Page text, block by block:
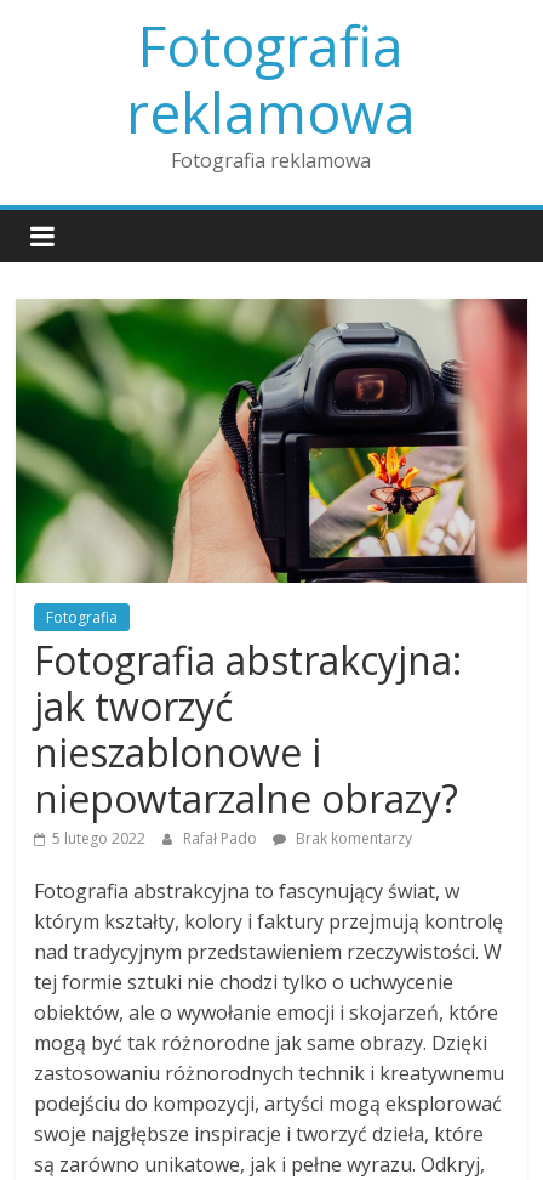
Fotografia
reklamowa
Fotografia reklamowa
Fotografia
Fotografia abstrakcyjna:
jak tworzyć
nieszablonowe i
niepowtarzalne obrazy?
5 lutego 2022 Rafał Pado Brak komentarzy
Fotografia abstrakcyjna to fascynujący świat, w
którym kształty, kolory i faktury przejmują kontrolę
nad tradycyjnym przedstawieniem rzeczywistości. W
tej formie sztuki nie chodzi tylko o uchwycenie
obiektów, ale o wywołanie emocji i skojarzeń, które
mogą być tak różnorodne jak same obrazy. Dzięki
zastosowaniu różnorodnych technik i kreatywnemu
podejściu do kompozycji, artyści mogą eksplorować
swoje najgłębsze inspiracje i tworzyć dzieła, które
są zarówno unikatowe, jak i pełne wyrazu. Odkryj,